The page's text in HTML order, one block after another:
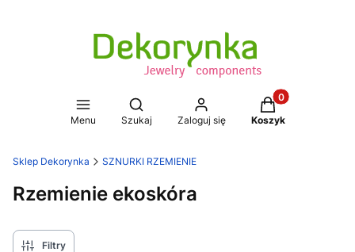
Menu
Otwórz wyszukiwarkę
Szukaj Zaloguj się
Produkty w
Koszyk
Sklep Dekorynka SZNURKI RZEMIENIE
Rzemienie ekoskóra
Filtry